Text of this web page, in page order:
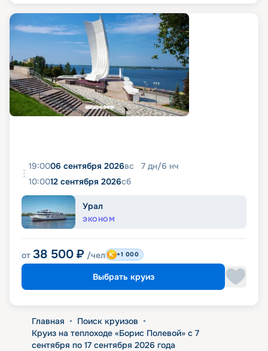
19:0006 сентября 2026вс 7 дн/6 нч
10:0012 сентября 2026сб
Урал
ЭКОНОМ
от 38 500 ₽ /чел +1 000
Выбрать круиз
Главная • Поиск круизов •
Круиз на теплоходе «Борис Полевой» с 7
сентября по 17 сентября 2026 года